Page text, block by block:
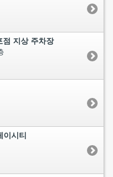
지상 주차장
시티